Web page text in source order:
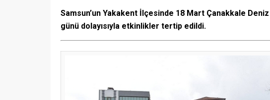
Samsun’un Yakakent İlçesinde 18 Mart Çanakkale
günü dolayısıyla etkinlikler tertip edildi.